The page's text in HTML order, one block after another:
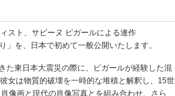
スト、サビーヌ ピガールによる連作
」を、日本で初めて一般公開いたします。
た東日本大震災の際に、ピガールが経験した混
女は物質的破壊を一時的な堆積と解釈し、15世
像画と現代の肖像写真とを組み合わせ、さら